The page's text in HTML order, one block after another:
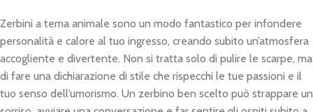
Zerbini a tema animale sono un modo fantastico per infondere
personalità e calore al tuo ingresso, creando subito un’atmosfera
accogliente e divertente. Non si tratta solo di pulire le scarpe, ma
di fare una dichiarazione di stile che rispecchi le tue passioni e il
tuo senso dell’umorismo. Un zerbino ben scelto può strappare un